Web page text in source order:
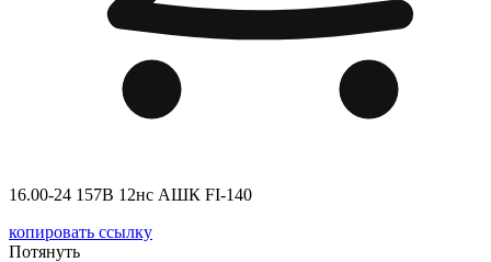
16.00-24 157B 12нс АШК FI-140
копировать ссылку
Потянуть